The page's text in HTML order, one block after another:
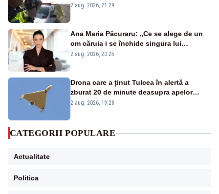
Ce spune legea
2 aug. 2026, 21:29
Ana Maria Păcuraru: „Ce se alege de un
om căruia i se închide singura lui
portiță?”
2 aug. 2026, 23:25
Drona care a ținut Tulcea în alertă a
zburat 20 de minute deasupra apelor
României. Au fost ridicate două F-16
2 aug. 2026, 19:28
CATEGORII POPULARE
Actualitate
Politica